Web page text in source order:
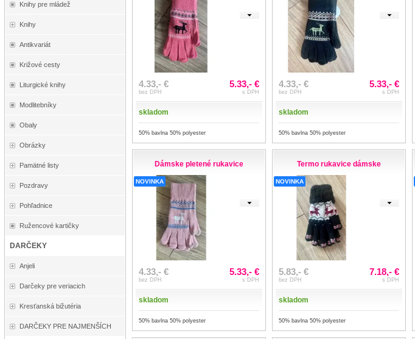
Knihy pre mládež
Knihy
Antikvariát
Križové cesty
Liturgické knihy
Modlitebníky
Obaly
Obrázky
Pamätné listy
Pozdravy
Pohľadnice
Ružencové kartičky
DARČEKY
Anjeli
Darčeky pre veriacich
Kresťanská bižutéria
DARČEKY PRE NAJMENŠÍCH
4.33,- €
bez DPH
5.33,- €
s DPH
skladom
50% bavlna 50% polyester
4.33,- €
bez DPH
5.33,- €
s DPH
skladom
50% bavlna 50% polyester
Dámske pletené rukavice
NOVINKA
4.33,- €
bez DPH
5.33,- €
s DPH
skladom
50% bavlna 50% polyester
Termo rukavice dámske
NOVINKA
5.83,- €
bez DPH
7.18,- €
s DPH
skladom
50% bavlna 50% polyester